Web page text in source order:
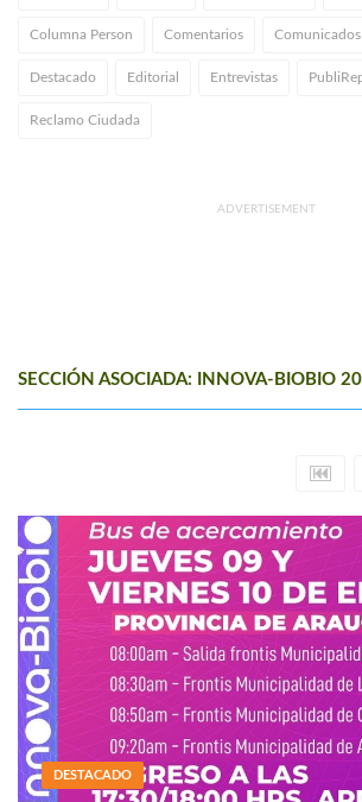
Columna Person Comentarios Comunicados
Destacado Editorial Entrevistas
Reclamo Ciudada
ADVERTISEMENT
SECCIÓN ASOCIADA: INNOVA-BIOBIO
DESTACADO